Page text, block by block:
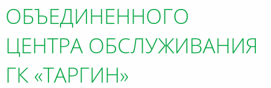
ОБЪЕДИНЕННОГО
ЦЕНТРА ОБСЛУЖИВАНИЯ
ГК «ТАРГИН»